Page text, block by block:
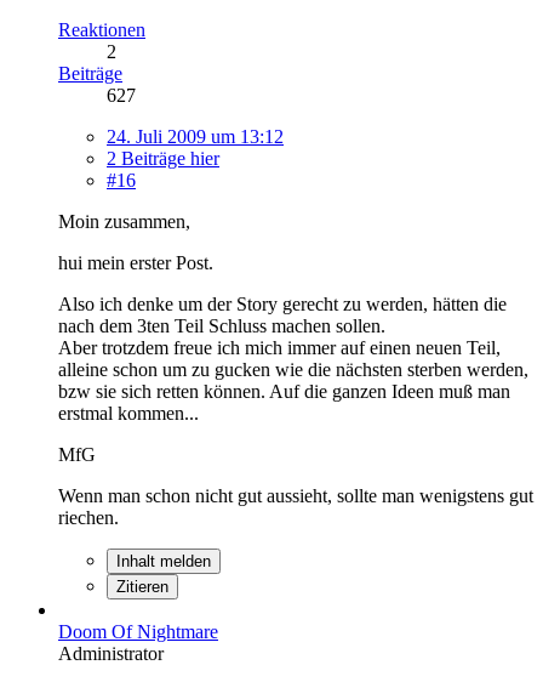
Reaktionen
2
Beiträge
627
24. Juli 2009 um 13:12
2 Beiträge hier
#16
Moin zusammen,
hui mein erster Post.
Also ich denke um der Story gerecht zu werden, hätten die
nach dem 3ten Teil Schluss machen sollen.
Aber trotzdem freue ich mich immer auf einen neuen Teil,
alleine schon um zu gucken wie die nächsten sterben werden,
bzw sie sich retten können. Auf die ganzen Ideen muß man
erstmal kommen...
MfG
Wenn man schon nicht gut aussieht, sollte man wenigstens gut
riechen.
Inhalt melden
Zitieren
Doom Of Nightmare
Administrator